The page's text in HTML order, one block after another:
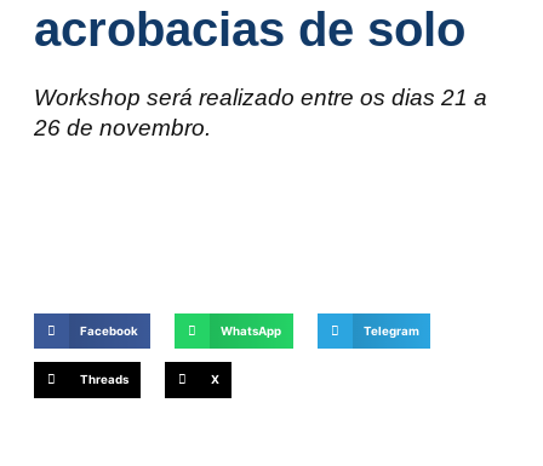
acrobacias de solo
Workshop será realizado entre os dias 21 a
26 de novembro.
Facebook WhatsApp Telegram
Threads X